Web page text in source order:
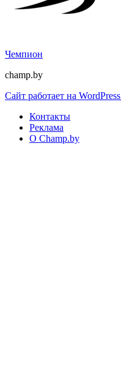
Чемпион
champ.by
Сайт работает на WordPress
Контакты
Реклама
О Champ.by